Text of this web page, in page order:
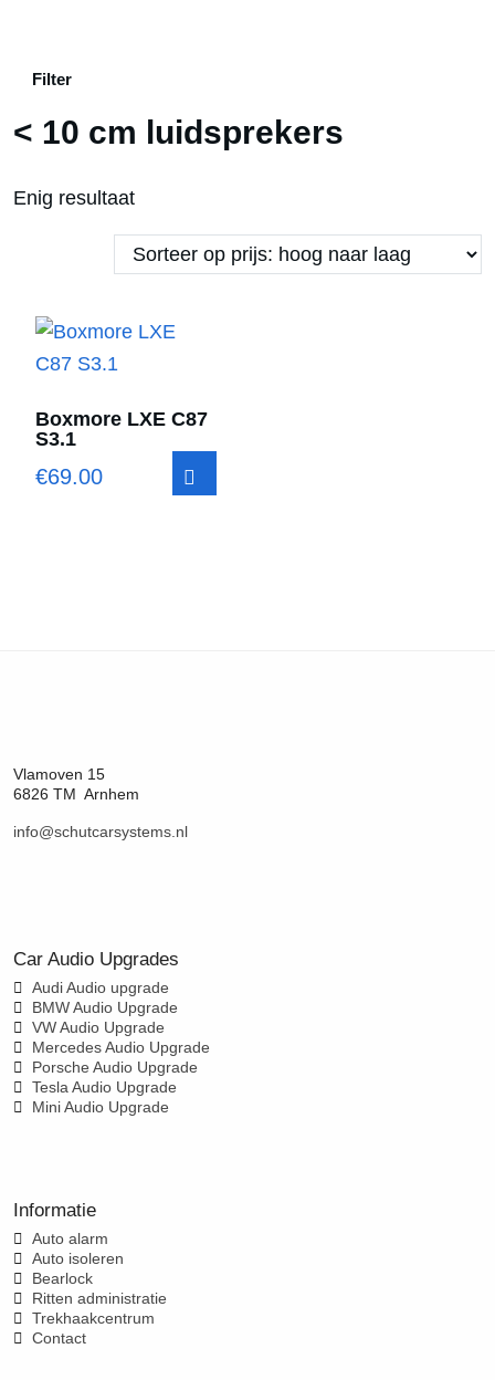
Filter
< 10 cm luidsprekers
Enig resultaat
Boxmore LXE C87
S3.1
€69.00
Vlamoven 15
6826 TM Arnhem
info@schutcarsystems.nl
Car Audio Upgrades
Audi Audio upgrade
BMW Audio Upgrade
VW Audio Upgrade
Mercedes Audio Upgrade
Porsche Audio Upgrade
Tesla Audio Upgrade
Mini Audio Upgrade
Informatie
Auto alarm
Auto isoleren
Bearlock
Ritten administratie
Trekhaakcentrum
Contact